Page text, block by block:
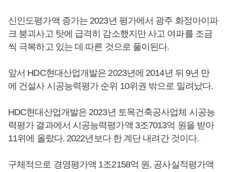
신인도평가액 증가는 2023년 평가에서 광주 화정아이파
크 붕괴사고 탓에 급격히 감소했지만 사고 여파를 조금
씩 극복하고 있는 데 따른 것으로 풀이된다.
앞서 HDC현대산업개발은 2023년에 2014년 뒤 9년 만
에 건설사 시공능력평가 순위 10위권 밖으로 밀려났다.
HDC현대산업개발은 2023년 토목건축공사업체 시공능
력평가 결과에서 시공능력평가액 3조7013억 원을 받아
11위에 올랐다. 2022년보다 한 계단 내려간 것이다.
구체적으로 경영평가액 1조2158억 원, 공사실적평가액